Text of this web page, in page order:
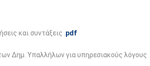
και συντάξεις . pdf
Δημ. Υπαλλήλων για υπηρεσιακούς λόγους .